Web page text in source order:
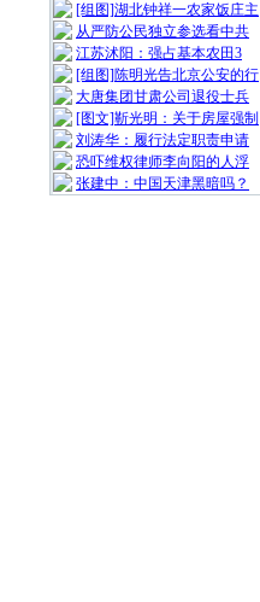
[组图]湖北钟祥一农家饭庄主
从严防公民独立参选看中共
江苏沭阳：强占基本农田3
[组图]陈明光告北京公安的行
大唐集团甘肃公司退役士兵
[图文]靳光明：关于房屋强制
刘涛华：履行法定职责申请
恐吓维权律师李向阳的人浮
张建中：中国天津黑暗吗？